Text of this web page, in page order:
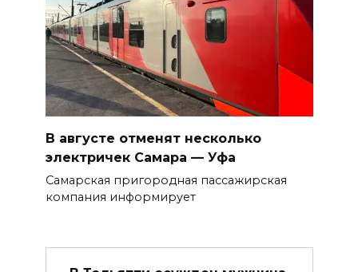
В августе отменят несколько
электричек Самара — Уфа
Самарская пригородная пассажирская
компания информирует